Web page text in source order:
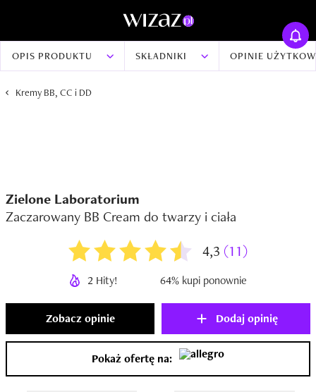
OPIS PRODUKTU SKŁADNIKI OPINIE
Kremy BB, CC i DD
Zielone Laboratorium
Zaczarowany BB Cream do twarzy i ciała
4,3 (11)
2 Hity! 64% kupi ponownie
Zobacz opinie Dodaj opinię
Pokaż ofertę na: